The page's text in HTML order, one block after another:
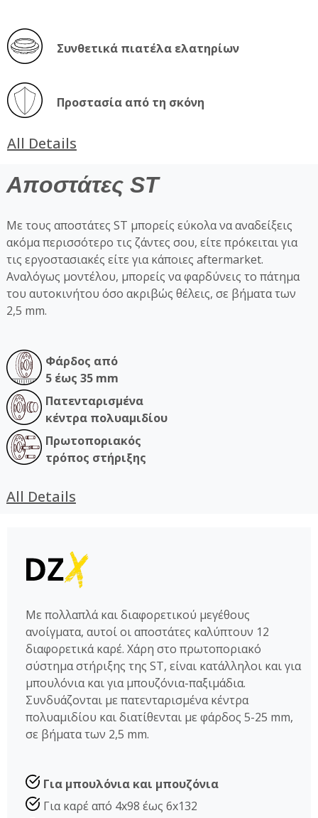
Συνθετικά πιατέλα ελατηρίων
Προστασία από τη σκόνη
All Details
Αποστάτες ST
Με τους αποστάτες ST μπορείς εύκολα να αναδείξεις
ακόμα περισσότερο τις ζάντες σου, είτε πρόκειται για
τις εργοστασιακές είτε για κάποιες aftermarket.
Αναλόγως μοντέλου, μπορείς να φαρδύνεις το πάτημα
του αυτοκινήτου όσο ακριβώς θέλεις, σε βήματα των
2,5 mm.
Φάρδος από
5 έως 35 mm
Πατενταρισμένα
κέντρα πολυαμιδίου
Πρωτοποριακός
τρόπος στήριξης
All Details
Με πολλαπλά και διαφορετικού μεγέθους
ανοίγματα, αυτοί οι αποστάτες καλύπτουν 12
διαφορετικά καρέ. Χάρη στο πρωτοποριακό
σύστημα στήριξης της ST, είναι κατάλληλοι και για
μπουλόνια και για μπουζόνια-παξιμάδια.
Συνδυάζονται με πατενταρισμένα κέντρα
πολυαμιδίου και διατίθενται με φάρδος 5-25 mm,
σε βήματα των 2,5 mm.
Για μπουλόνια και μπουζόνια
Για καρέ από 4x98 έως 6x132